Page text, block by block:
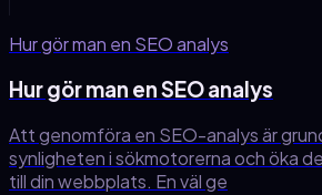
Hur gör man en SEO analys
Hur gör man en SEO analys
Att genomföra en SEO-analys är
synligheten i sökmotorerna och öka
till din webbplats. En väl ge